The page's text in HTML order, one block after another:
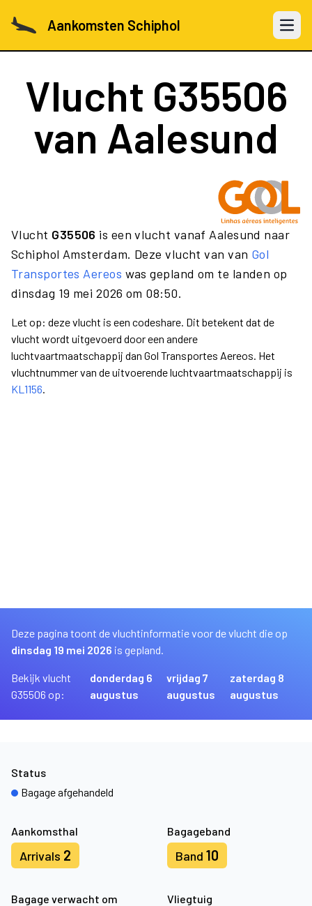
Aankomsten Schiphol Open
Vlucht G35506
van Aalesund
Vlucht G35506 is een vlucht vanaf Aalesund naar
Schiphol Amsterdam. Deze vlucht van van Gol
Transportes Aereos was gepland om te landen op
dinsdag 19 mei 2026 om 08:50.
Let op: deze vlucht is een codeshare. Dit betekent dat de
vlucht wordt uitgevoerd door een andere
luchtvaartmaatschappij dan Gol Transportes Aereos. Het
vluchtnummer van de uitvoerende luchtvaartmaatschappij is
KL1156.
Deze pagina toont de vluchtinformatie voor de vlucht die op
dinsdag 19 mei 2026 is gepland.
Bekijk vlucht
G35506 op:
donderdag 6
augustus
vrijdag 7
augustus
zaterdag 8
augustus
Aankomsthal
Arrivals 2
Bagageband
Band 10
Bagage verwacht om
Vliegtuig
Status
Bagage afgehandeld